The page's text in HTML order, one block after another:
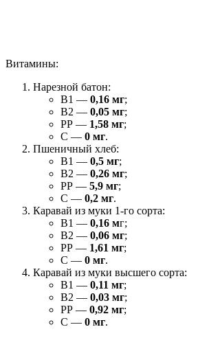
Витамины:
Нарезной батон:
В1 — 0,16 мг;
В2 — 0,05 мг;
РР — 1,58 мг;
С — 0 мг.
Пшеничный хлеб:
В1 — 0,5 мг;
В2 — 0,26 мг;
РР — 5,9 мг;
С — 0,2 мг.
Каравай из муки 1-го сорта:
В1 — 0,16 мг;
В2 — 0,06 мг;
РР — 1,61 мг;
С — 0 мг.
Каравай из муки высшего сорта:
В1 — 0,11 мг;
В2 — 0,03 мг;
РР — 0,92 мг;
С — 0 мг.